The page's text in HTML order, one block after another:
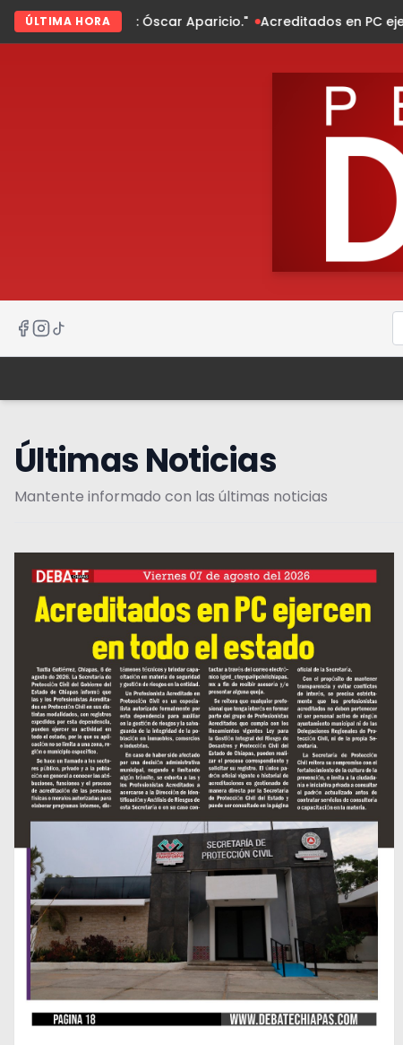
ÚLTIMA HORA
Aparicio." Acreditados en PC ejercen en todo el estado
Últimas Noticias
Mantente informado con las últimas noticias